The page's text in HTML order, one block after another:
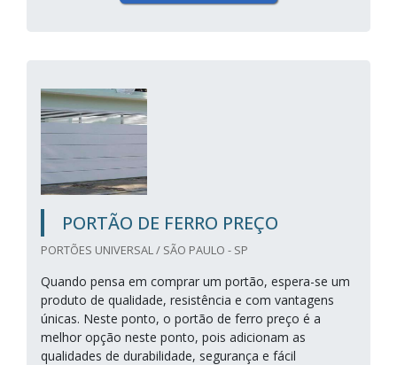
PORTÃO DE FERRO PREÇO
PORTÕES UNIVERSAL / SÃO PAULO - SP
Quando pensa em comprar um portão, espera-se um
produto de qualidade, resistência e com vantagens
únicas. Neste ponto, o portão de ferro preço é a
melhor opção neste ponto, pois adicionam as
qualidades de durabilidade, segurança e fácil